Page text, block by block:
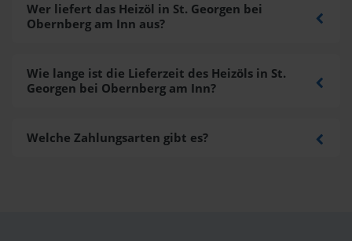
Wer liefert das Heizöl in St. Georgen bei
Obernberg am Inn aus?
Wie lange ist die Lieferzeit des Heizöls in St.
Georgen bei Obernberg am Inn?
Welche Zahlungsarten gibt es?